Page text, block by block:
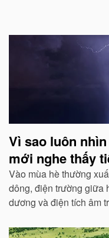
Vì sao luôn
mới nghe thấy
Vào mùa hè thường
dông, điện trường giữa
dương và điện tích âm
mức độ nhất định, hai
triển sẽ phát ra tia lửa...